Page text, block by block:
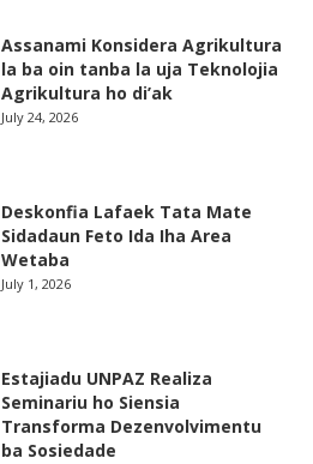
Assanami Konsidera Agrikultura
la ba oin tanba la uja Teknolojia
Agrikultura ho di’ak
July 24, 2026
Deskonfia Lafaek Tata Mate
Sidadaun Feto Ida Iha Area
Wetaba
July 1, 2026
Estajiadu UNPAZ Realiza
Seminariu ho Siensia
Transforma Dezenvolvimentu
ba Sosiedade